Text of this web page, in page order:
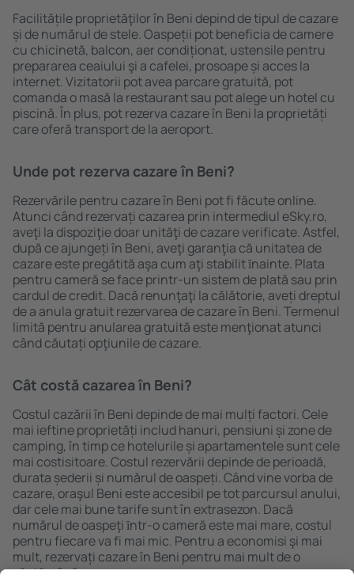
Facilitățile proprietăţilor în Beni depind de tipul de cazare
și de numărul de stele. Oaspeții pot beneficia de camere
cu chicinetă, balcon, aer condiționat, ustensile pentru
prepararea ceaiului şi a cafelei, prosoape și acces la
internet. Vizitatorii pot avea parcare gratuită, pot
comanda o masă la restaurant sau pot alege un hotel cu
piscină. În plus, pot rezerva cazare în Beni la proprietăți
care oferă transport de la aeroport.
Unde pot rezerva cazare în Beni?
Rezervările pentru cazare în Beni pot fi făcute online.
Atunci când rezervați cazarea prin intermediul eSky.ro,
aveţi la dispoziţie doar unităţi de cazare verificate. Astfel,
după ce ajungeți în Beni, aveţi garanţia că unitatea de
cazare este pregătită aşa cum aţi stabilit ȋnainte. Plata
pentru cameră se face printr-un sistem de plată sau prin
cardul de credit. Dacă renunţaţi la călătorie, aveți dreptul
de a anula gratuit rezervarea de cazare în Beni. Termenul
limită pentru anularea gratuită este menţionat atunci
când căutați opţiunile de cazare.
Cât costă cazarea în Beni?
Costul cazării în Beni depinde de mai mulți factori. Cele
mai ieftine proprietăți includ hanuri, pensiuni și zone de
camping, în timp ce hotelurile și apartamentele sunt cele
mai costisitoare. Costul rezervării depinde de perioadă,
durata șederii și numărul de oaspeți. Când vine vorba de
cazare, oraşul Beni este accesibil pe tot parcursul anului,
dar cele mai bune tarife sunt în extrasezon. Dacă
numărul de oaspeţi ȋntr-o cameră este mai mare, costul
pentru fiecare va fi mai mic. Pentru a economisi şi mai
mult, rezervați cazare în Beni pentru mai mult de o
săptămână.